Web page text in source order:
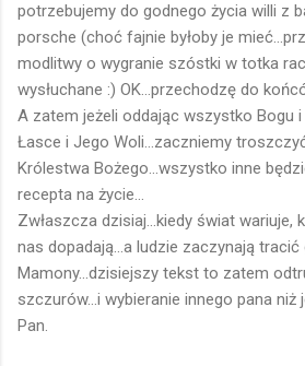
potrzebujemy do godnego życia willi z
porsche (choć fajnie byłoby je
modlitwy o wygranie szóstki w totka
wysłuchane :) OK...przechodzę do
A zatem jeżeli oddając wszystko Bogu
Łasce i Jego Woli...zaczniemy
Królestwa Bożego...wszystko inne
recepta na życie...
Zwłaszcza dzisiaj...kiedy świat wariuje,
nas dopadają...a ludzie zaczynają tracić
Mamony...dzisiejszy tekst to zatem
szczurów...i wybieranie innego pana niż
Pan.